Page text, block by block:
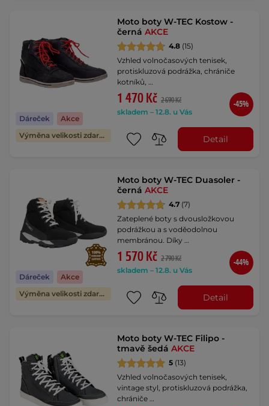
Dáreček
Akce
Výměna velikosti zdarma
Moto boty W-TEC Kostow -
černáAKCE
4.8 (15)
Vzhled volnočasových tenisek,
protiskluzová podrážka, chrániče
kotníků, …
1 470 Kč 2 690 Kč
skladem – 12.8. u Vás
-45%
Detail
Dáreček
Akce
Výměna velikosti zdarma
Moto boty W-TEC Duasoler -
černáAKCE
4.7 (7)
Zateplené boty s dvousložkovou
podrážkou a s voděodolnou
membránou. Díky …
1 570 Kč 2 790 Kč
skladem – 12.8. u Vás
-44%
Detail
Moto boty W-TEC Filipo -
tmavě šedáAKCE
5 (13)
Vzhled volnočasových tenisek,
vintage styl, protiskluzová podrážka,
chrániče …